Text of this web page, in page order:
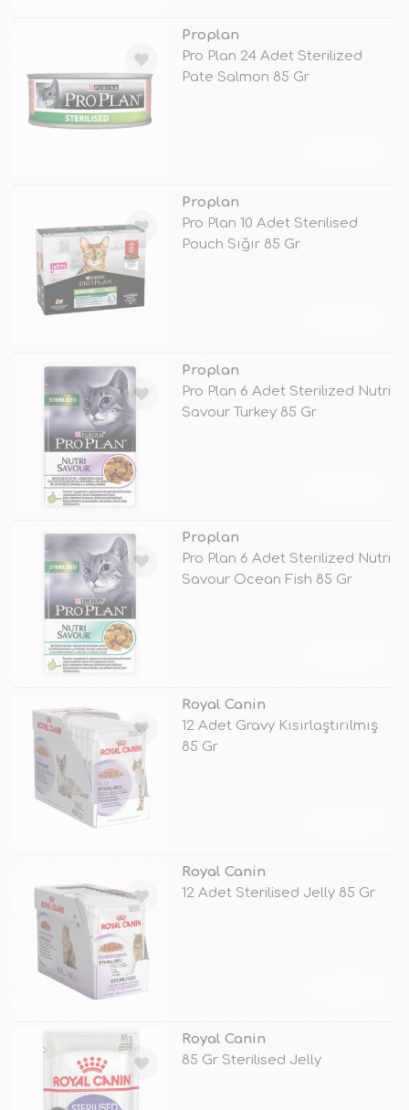
Proplan
Pro Plan 24 Adet Sterilized
Pate Salmon 85 Gr
Proplan
Pro Plan 10 Adet Sterilised
Pouch Sığır 85 Gr
Proplan
Pro Plan 6 Adet Sterilized Nutri
Savour Turkey 85 Gr
Proplan
Pro Plan 6 Adet Sterilized Nutri
Savour Ocean Fish 85 Gr
Royal Canin
12 Adet Gravy Kısırlaştırılmış
85 Gr
Royal Canin
12 Adet Sterilised Jelly 85 Gr
Royal Canin
85 Gr Sterilised Jelly